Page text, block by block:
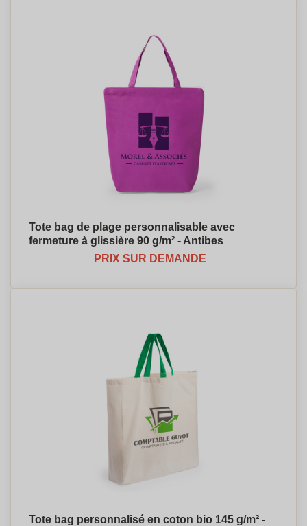
Tote bag de plage personnalisable avec
fermeture à glissière 90 g/m² - Antibes
PRIX SUR DEMANDE
Tote bag personnalisé en coton bio 145 g/m² -